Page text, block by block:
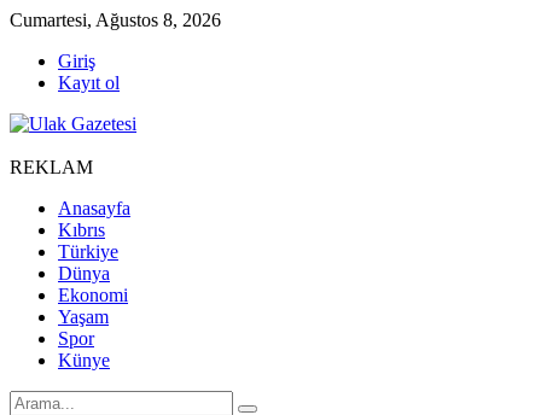
Cumartesi, Ağustos 8, 2026
Giriş
Kayıt ol
REKLAM
Anasayfa
Kıbrıs
Türkiye
Dünya
Ekonomi
Yaşam
Spor
Künye